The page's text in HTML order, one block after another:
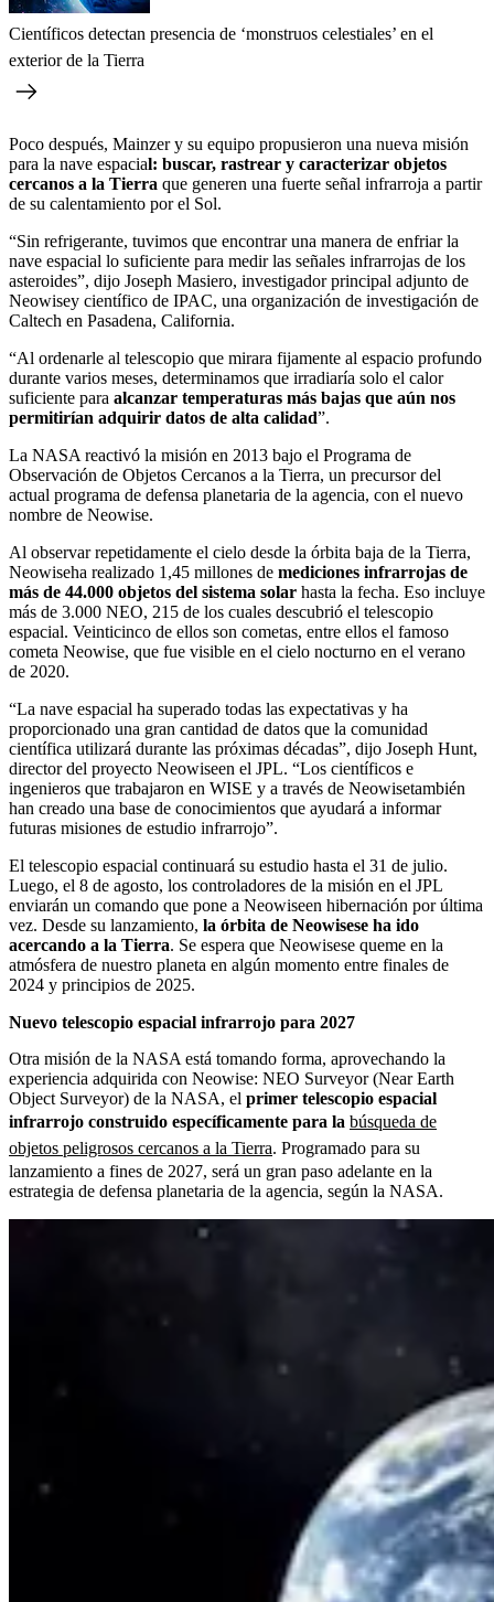
Científicos detectan presencia de ‘monstruos celestiales’ en el
exterior de la Tierra
Poco después, Mainzer y su equipo propusieron una nueva misión
para la nave espacial: buscar, rastrear y caracterizar objetos
cercanos a la Tierra que generen una fuerte señal infrarroja a partir
de su calentamiento por el Sol.
“Sin refrigerante, tuvimos que encontrar una manera de enfriar la
nave espacial lo suficiente para medir las señales infrarrojas de los
asteroides”, dijo Joseph Masiero, investigador principal adjunto de
Neowisey científico de IPAC, una organización de investigación de
Caltech en Pasadena, California.
“Al ordenarle al telescopio que mirara fijamente al espacio profundo
durante varios meses, determinamos que irradiaría solo el calor
suficiente para alcanzar temperaturas más bajas que aún nos
permitirían adquirir datos de alta calidad”.
La NASA reactivó la misión en 2013 bajo el Programa de
Observación de Objetos Cercanos a la Tierra, un precursor del
actual programa de defensa planetaria de la agencia, con el nuevo
nombre de Neowise.
Al observar repetidamente el cielo desde la órbita baja de la Tierra,
Neowiseha realizado 1,45 millones de mediciones infrarrojas de
más de 44.000 objetos del sistema solar hasta la fecha. Eso incluye
más de 3.000 NEO, 215 de los cuales descubrió el telescopio
espacial. Veinticinco de ellos son cometas, entre ellos el famoso
cometa Neowise, que fue visible en el cielo nocturno en el verano
de 2020.
“La nave espacial ha superado todas las expectativas y ha
proporcionado una gran cantidad de datos que la comunidad
científica utilizará durante las próximas décadas”, dijo Joseph Hunt,
director del proyecto Neowiseen el JPL. “Los científicos e
ingenieros que trabajaron en WISE y a través de Neowisetambién
han creado una base de conocimientos que ayudará a informar
futuras misiones de estudio infrarrojo”.
El telescopio espacial continuará su estudio hasta el 31 de julio.
Luego, el 8 de agosto, los controladores de la misión en el JPL
enviarán un comando que pone a Neowiseen hibernación por última
vez. Desde su lanzamiento, la órbita de Neowisese ha ido
acercando a la Tierra. Se espera que Neowisese queme en la
atmósfera de nuestro planeta en algún momento entre finales de
2024 y principios de 2025.
Nuevo telescopio espacial infrarrojo para 2027
Otra misión de la NASA está tomando forma, aprovechando la
experiencia adquirida con Neowise: NEO Surveyor (Near Earth
Object Surveyor) de la NASA, el primer telescopio espacial
infrarrojo construido específicamente para la búsqueda de
objetos peligrosos cercanos a la Tierra. Programado para su
lanzamiento a fines de 2027, será un gran paso adelante en la
estrategia de defensa planetaria de la agencia, según la NASA.